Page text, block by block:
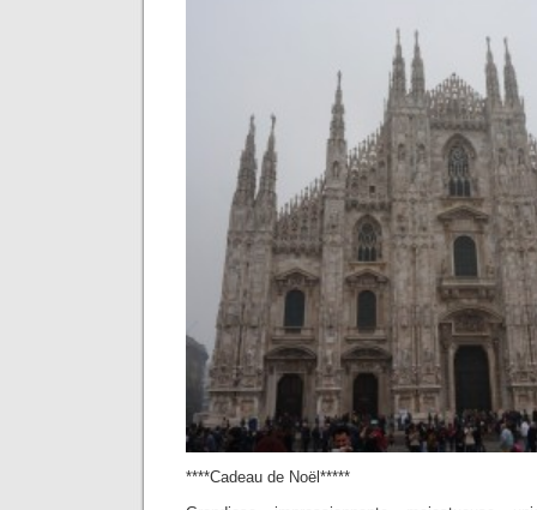
****Cadeau de Noël*****